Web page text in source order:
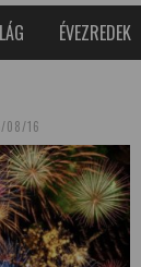
ÉVEZREDEK
2017/02/10